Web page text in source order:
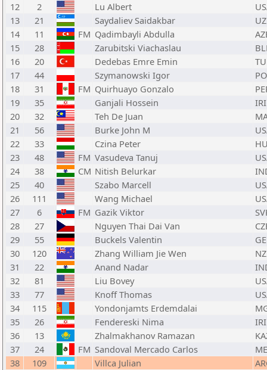
12
2 Lu Albert
13
21 Saydaliev Saidakbar
14
11 FM Qadimbayli Abdulla
15
28 Zarubitski Viachaslau
16
20 Dedebas Emre Emin
17
44 Szymanowski Igor
18
31 FM Quirhuayo Gonzalo
19
35 Ganjali Hossein
IRI
20
32 Teh De Juan
21
56 Burke John M
22
33 Czina Peter
23
48 FM Vasudeva Tanuj
24
38 CM Nitish Belurkar
25
40 Szabo Marcell
26
111 Wang Michael
27
6 FM Gazik Viktor
28
27 Nguyen Thai Dai Van
29
55 Buckels Valentin
30
120 Zhang William Jie Wen
31
22 Anand Nadar
32
81 Liu Bovey
33
77 Knoff Thomas
34
115 Yondonjamts Erdemdalai
35
26 Fendereski Nima
IRI
36
13 Zhalmakhanov Ramazan
37
24 FM Sandoval Mercado Carlos
38
109 Villca Julian